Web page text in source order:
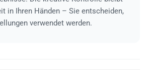
in Ihren Händen – Sie entscheiden,
verwendet werden.